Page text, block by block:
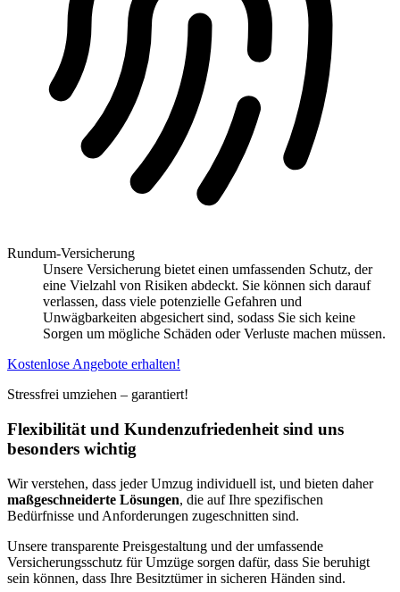
Rundum-Versicherung
Unsere Versicherung bietet einen umfassenden Schutz, der
eine Vielzahl von Risiken abdeckt. Sie können sich darauf
verlassen, dass viele potenzielle Gefahren und
Unwägbarkeiten abgesichert sind, sodass Sie sich keine
Sorgen um mögliche Schäden oder Verluste machen müssen.
Kostenlose Angebote erhalten!
Stressfrei umziehen – garantiert!
Flexibilität und Kundenzufriedenheit sind uns
besonders wichtig
Wir verstehen, dass jeder Umzug individuell ist, und bieten daher
maßgeschneiderte Lösungen, die auf Ihre spezifischen
Bedürfnisse und Anforderungen zugeschnitten sind.
Unsere transparente Preisgestaltung und der umfassende
Versicherungsschutz für Umzüge sorgen dafür, dass Sie beruhigt
sein können, dass Ihre Besitztümer in sicheren Händen sind.